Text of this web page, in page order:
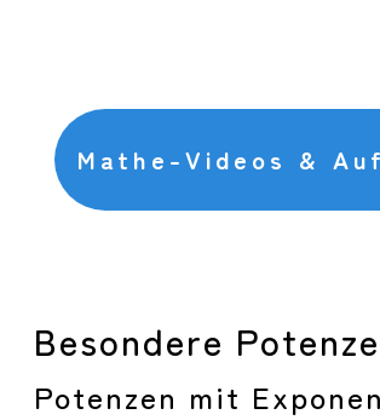
Mathe-Videos &
Besondere
Potenzen mit